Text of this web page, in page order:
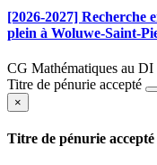
[2026-2027] Recherche
plein à Woluwe-Saint-
CG Mathématiques au DI
Titre de pénurie accepté
×
Titre de pénurie accepté